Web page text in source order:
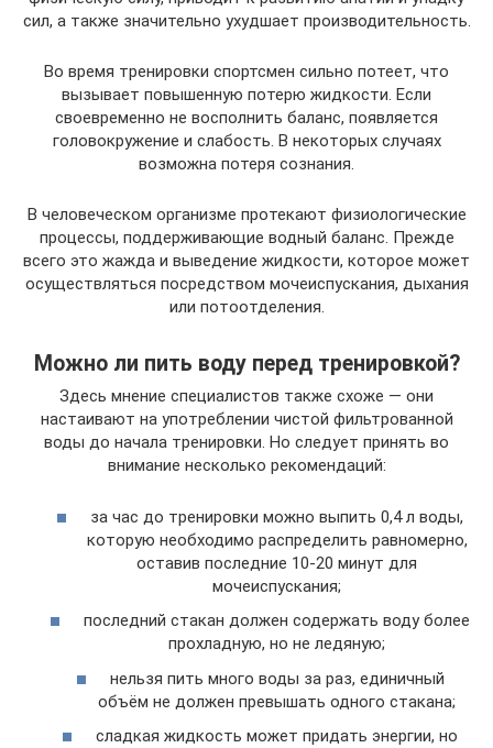
сил, а также значительно ухудшает производительность.
Во время тренировки спортсмен сильно потеет, что
вызывает повышенную потерю жидкости. Если
своевременно не восполнить баланс, появляется
головокружение и слабость. В некоторых случаях
возможна потеря сознания.
В человеческом организме протекают физиологические
процессы, поддерживающие водный баланс. Прежде
всего это жажда и выведение жидкости, которое может
осуществляться посредством мочеиспускания, дыхания
или потоотделения.
Можно ли пить воду перед тренировкой?
Здесь мнение специалистов также схоже — они
настаивают на употреблении чистой фильтрованной
воды до начала тренировки. Но следует принять во
внимание несколько рекомендаций:
за час до тренировки можно выпить 0,4 л воды,
которую необходимо распределить равномерно,
оставив последние 10-20 минут для
мочеиспускания;
последний стакан должен содержать воду более
прохладную, но не ледяную;
нельзя пить много воды за раз, единичный
объём не должен превышать одного стакана;
сладкая жидкость может придать энергии, но